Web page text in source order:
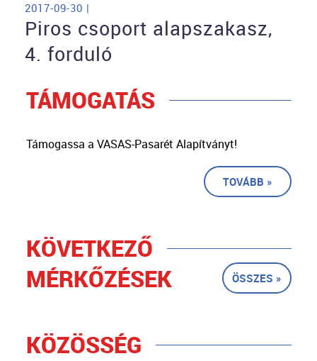
2017-09-30 |
Piros csoport alapszakasz,
4. forduló
TÁMOGATÁS
Támogassa a VASAS-Pasarét Alapítványt!
TOVÁBB »
KÖVETKEZŐ
MÉRKŐZÉSEK
ÖSSZES »
KÖZÖSSÉG